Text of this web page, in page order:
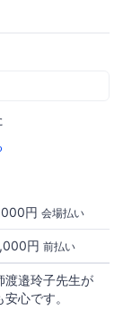
円 会場払い
円 前払い
渡邉玲子先生が
心です。